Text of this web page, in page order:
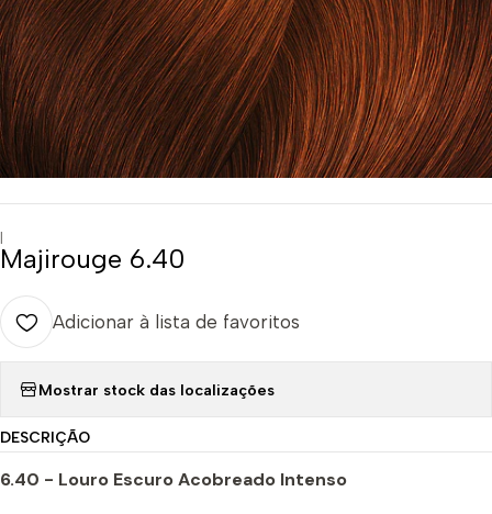
|
Majirouge 6.40
Adicionar à lista de favoritos
Mostrar stock das localizações
DESCRIÇÃO
6.40 - Louro Escuro Acobreado Intenso